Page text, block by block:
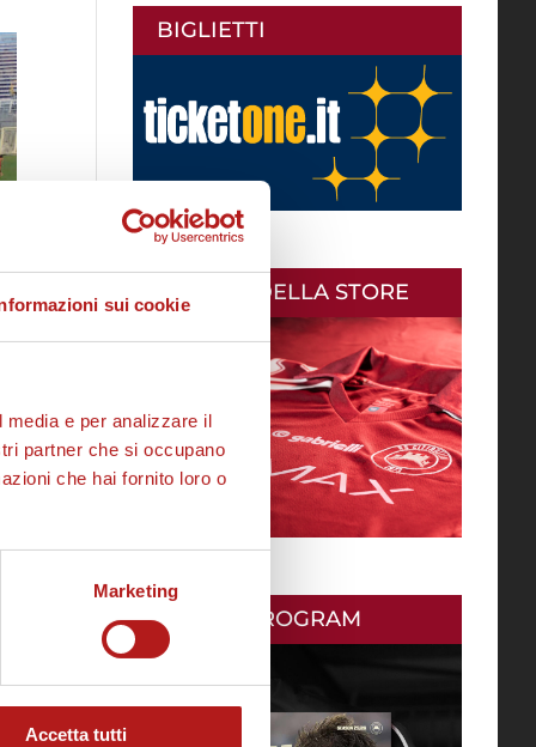
sui cookie
e per analizzare il
partner che si occupano
che hai fornito loro o
Marketing
Accetta tutti
BIGLIETTI
AS CITTADELLA STORE
MATCH PROGRAM